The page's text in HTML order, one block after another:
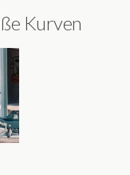
Kurven